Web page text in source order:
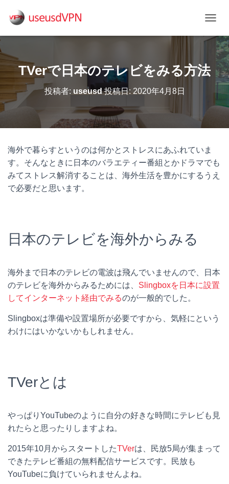
ビ
ョ
ン
を
TVerで日本のテレビをみる方法
投稿者: useusd投稿日: 2020年4月8日
海外で暮らすというのは何かとストレスにあふれていま
す。そんなときに日本のバラエティー番組とかドラマでも
みてストレス解消することは、海外生活を豊かにするうえ
で必要だと思います。
日本のテレビを海外からみる
海外まで日本のテレビの電波は飛んでいませんので、日本
のテレビを海外からみるためには、 Slingboxを日本に設置
してインターネット経由でみるのが一般的でした。
Slingboxは準備や設置場所が必要ですから、気軽にという
わけにはいかないかもしれません。
TVerとは
やっぱりYouTubeのように自分の好きな時間にテレビも見
れたらと思ったりしますよね。
2015年10月からスタートしたTVerは、民放5局が集まって
できたテレビ番組の無料配信サービスです。民放も
YouTubeに負けていられませんよね。